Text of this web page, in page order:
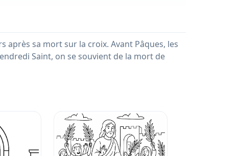
après sa mort sur la croix. Avant Pâques, les
Saint, on se souvient de la mort de